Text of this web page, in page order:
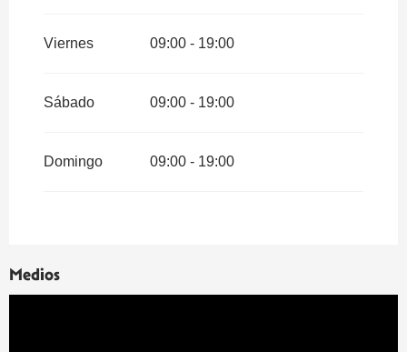
Viernes 09:00 - 19:00
Sábado 09:00 - 19:00
Domingo 09:00 - 19:00
Medios